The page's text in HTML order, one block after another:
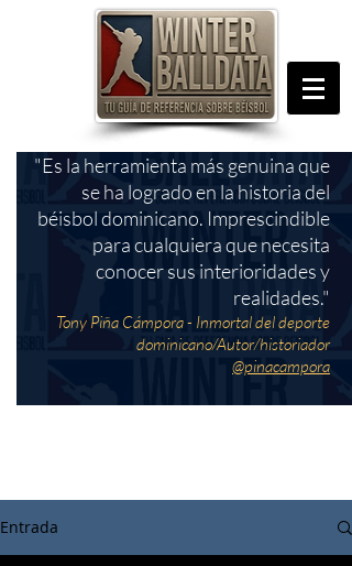
"Es la herramienta más genuina que
se ha logrado en la historia del
béisbol dominicano. Imprescindible
para cualquiera que necesita
conocer sus interioridades y
realidades."
Tony Piña Cámpora - Inmortal del deporte
dominicano/Autor/historiador
@pinacampora
Entrada